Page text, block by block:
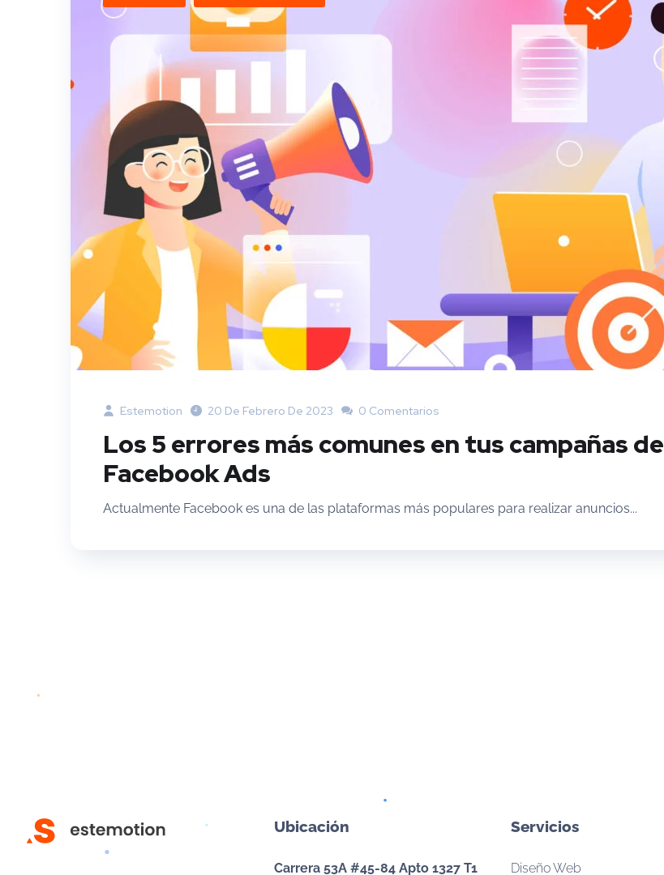
Estemotion 20 De Febrero De 2023 0 Comentarios
Los 5 errores más comunes en tus campañas de
Facebook Ads
Actualmente Facebook es una de las plataformas más populares para realizar anuncios...
Ubicación
Carrera 53A #45-84 Apto 1327 T1
Servicios
Diseño Web